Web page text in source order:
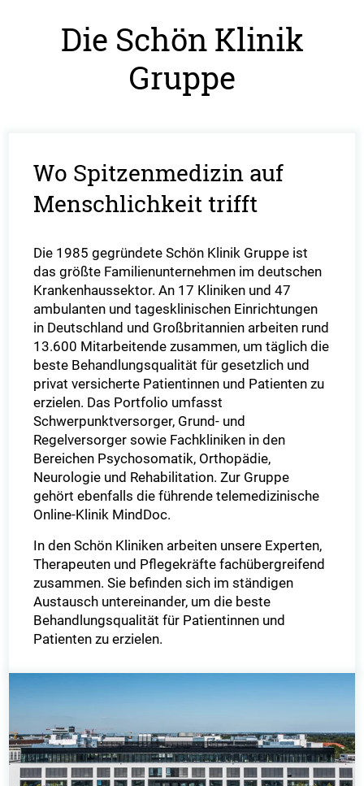
Die Schön Klinik
Gruppe
Wo Spitzenmedizin auf
Menschlichkeit trifft
Die 1985 gegründete Schön Klinik Gruppe ist
das größte Familienunternehmen im deutschen
Krankenhaussektor. An 17 Kliniken und 47
ambulanten und tagesklinischen Einrichtungen
in Deutschland und Großbritannien arbeiten rund
13.600 Mitarbeitende zusammen, um täglich die
beste Behandlungsqualität für gesetzlich und
privat versicherte Patientinnen und Patienten zu
erzielen. Das Portfolio umfasst
Schwerpunktversorger, Grund- und
Regelversorger sowie Fachkliniken in den
Bereichen Psychosomatik, Orthopädie,
Neurologie und Rehabilitation. Zur Gruppe
gehört ebenfalls die führende telemedizinische
Online-Klinik MindDoc.
In den Schön Kliniken arbeiten unsere Experten,
Therapeuten und Pflegekräfte fachübergreifend
zusammen. Sie befinden sich im ständigen
Austausch untereinander, um die beste
Behandlungsqualität für Patientinnen und
Patienten zu erzielen.